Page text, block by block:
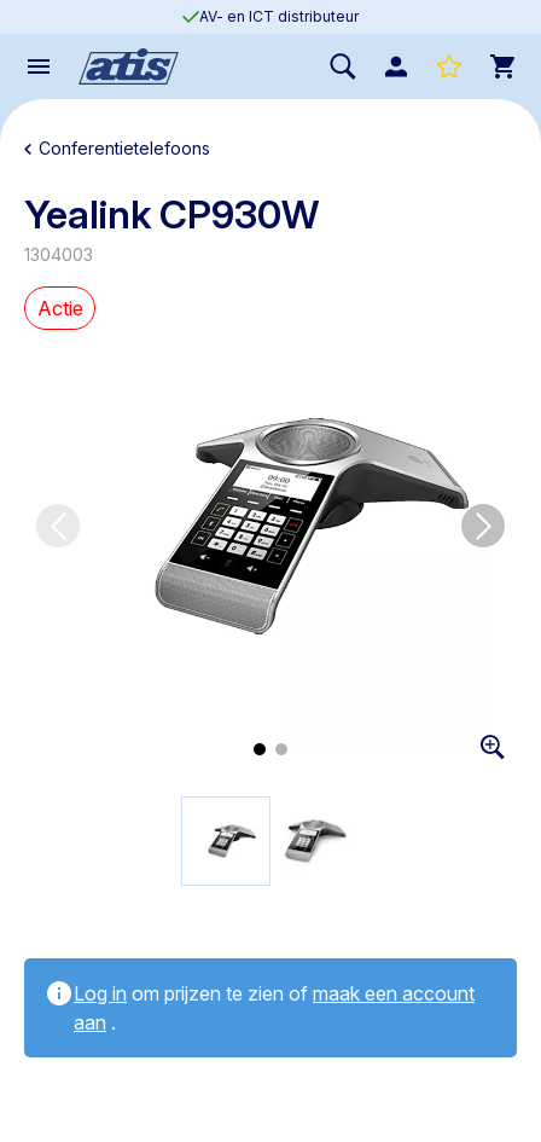
AV- en ICT distributeur
Conferentietelefoons
Yealink CP930W
1304003
Actie
Log in om prijzen te zien of maak een account
aan .